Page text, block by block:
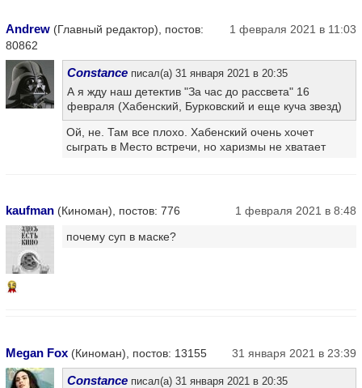
Andrew (Главный редактор), постов:
80862
1 февраля 2021 в 11:03
Constance писал(а) 31 января 2021 в 20:35
А я жду наш детектив "За час до рассвета" 16
февраля (Хабенский, Бурковский и еще куча звезд)
Ой, не. Там все плохо. Хабенский очень хочет
сыграть в Место встречи, но харизмы не хватает
kaufman (Киноман), постов: 776 1 февраля 2021 в 8:48
15
почему суп в маске?
Megan Fox (Киноман), постов: 13155 31 января 2021 в 23:39
Constance писал(а) 31 января 2021 в 20:35